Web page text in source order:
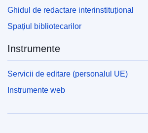
Ghidul de redactare interinstituțional
Spațiul bibliotecarilor
Instrumente
Servicii de editare (personalul UE)
Instrumente web